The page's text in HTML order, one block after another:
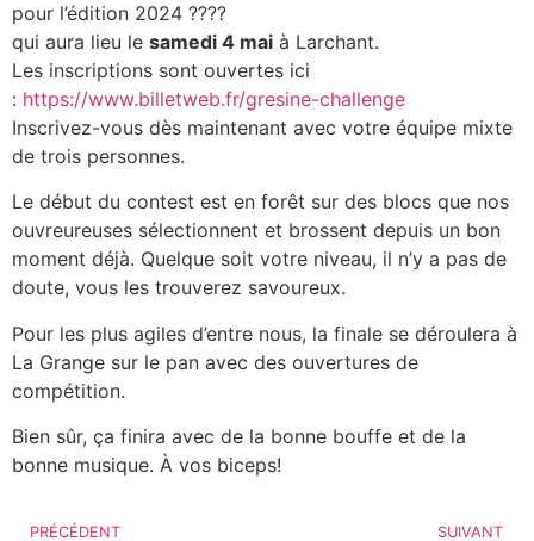
pour l’édition 2024 ????
qui aura lieu le samedi 4 mai à Larchant.
Les inscriptions sont ouvertes ici
: https://www.billetweb.fr/gresine-challenge
Inscrivez-vous dès maintenant avec votre équipe mixte
de trois personnes.
Le début du contest est en forêt sur des blocs que nos
ouvreureuses sélectionnent et brossent depuis un bon
moment déjà. Quelque soit votre niveau, il n’y a pas de
doute, vous les trouverez savoureux.
Pour les plus agiles d’entre nous, la finale se déroulera à
La Grange sur le pan avec des ouvertures de
compétition.
Bien sûr, ça finira avec de la bonne bouffe et de la
bonne musique. À vos biceps!
PRÉCÉDENT SUIVANT